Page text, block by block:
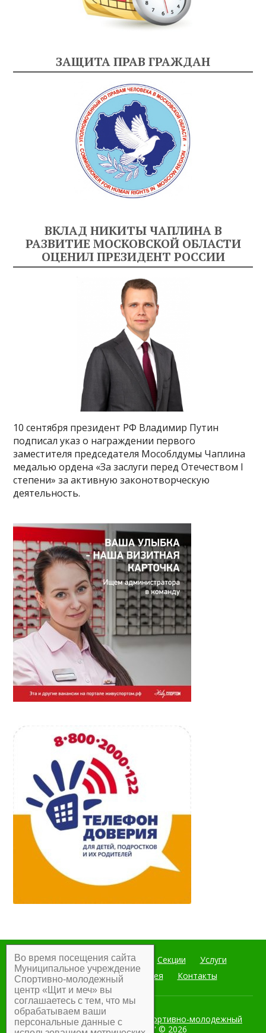
ЗАЩИТА ПРАВ ГРАЖДАН
ВКЛАД НИКИТЫ ЧАПЛИНА В
РАЗВИТИЕ МОСКОВСКОЙ ОБЛАСТИ
ОЦЕНИЛ ПРЕЗИДЕНТ РОССИИ
10 сентября президент РФ Владимир Путин
подписал указ о награждении первого
заместителя председателя Мособлдумы Чаплина
медалью ордена «За заслуги перед Отечеством I
степени» за активную законотворческую
деятельность.
Главная Мероприятия Секции
Услуги
Документы
Фотогалерея Контакты
Муниципальное учреждение Спортивно-молодежный
центр "Щит и меч" © 2026
Во время посещения сайта
Муниципальное учреждение
Спортивно-молодежный
центр «Щит и меч» вы
соглашаетесь с тем, что мы
обрабатываем ваши
персональные данные с